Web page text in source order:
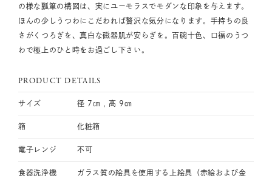
の様な瓢箪の構図は、実にユーモラスでモダンな印象を与えます。
ほんの少しうつわにこだわれば贅沢な気分になります。手持ちの良
さがくつろぎを、真白な磁器肌が安らぎを。百碗十色、口福のうつ
わで極上のひと時をお過ごし下さい。
PRODUCT DETAILS
サイズ 径 7㎝ , 高 9㎝
箱 化粧箱
電子レンジ 不可
食器洗浄機
ガラス質の絵具を使用する上絵具（赤絵および金